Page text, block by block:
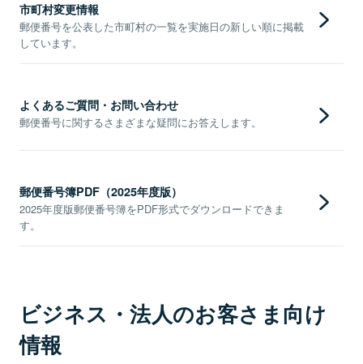
市町村変更情報
郵便番号を公表した市町村の一覧を実施日の新しい順に掲載
しています。
よくあるご質問・お問い合わせ
郵便番号に関するさまざまな疑問にお答えします。
郵便番号簿PDF（2025年度版）
2025年度版郵便番号簿をPDF形式でダウンロードできま
す。
ビジネス・法人のお客さま向け
情報